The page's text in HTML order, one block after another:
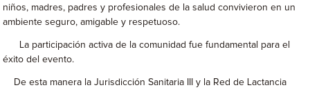
niños, madres, padres y profesionales de la salud convivieron en un
ambiente seguro, amigable y respetuoso.
La participación activa de la comunidad fue fundamental para el
éxito del evento.
De esta manera la Jurisdicción Sanitaria III y la Red de Lactancia